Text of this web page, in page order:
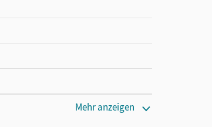
Mehr anzeigen